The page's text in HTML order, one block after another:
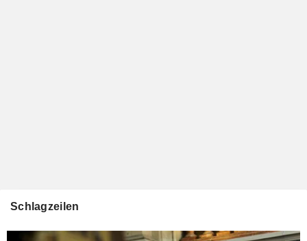
Schlagzeilen